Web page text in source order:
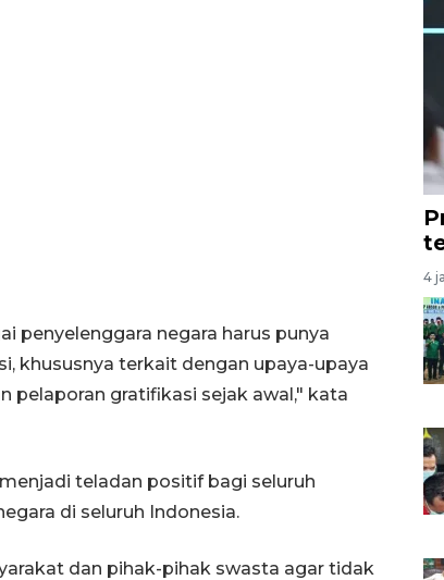
penyelenggara negara harus punya
khususnya terkait dengan upaya-upaya
pelaporan gratifikasi sejak awal," kata
teladan positif bagi seluruh
di seluruh Indonesia.
dan pihak-pihak swasta agar tidak
4